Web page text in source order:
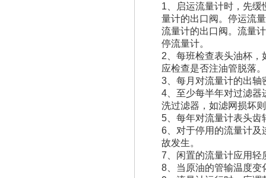
1、启运流量计时，先
量计的出口阀。停运流
流量计的出口阀。流量
停流量计。
2、每班检查表头油杯
应检查是否注油管脱落
3、每月对流量计的出
4、至少每半年对过滤器
洗过滤器，如滤网损坏
5、每年对流量计表头齿
6、对于停用的流量计及
故发生。
7、闲置的流量计应用轻
8、当原油的管输温度